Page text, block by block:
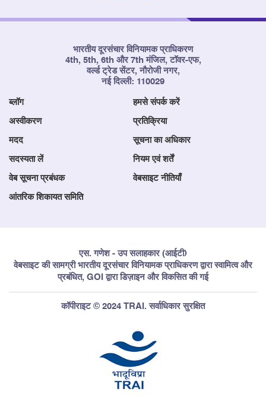
भारतीय दूरसंचार विनियामक प्राधिकरण
4th, 5th, 6th और 7th मंजिल, टॉवर-एफ,
वर्ल्ड ट्रेड सेंटर, नौरोजी नगर,
नई दिल्ली: 110029
ब्लॉग हमसे संपर्क करें
अस्वीकरण प्रतिक्रिया
मदद सूचना का अधिकार
सदस्यता लें नियम एवं शर्तें
वेब सूचना प्रबंधक वेबसाइट नीतियाँ
आंतरिक शिकायत समिति
एस. गणेश - उप सलाहकार (आईटी)
वेबसाइट की सामग्री भारतीय दूरसंचार विनियामक प्राधिकरण द्वारा स्वामित्व और
प्रबंधित, GOI द्वारा डिज़ाइन और विकसित की गई
कॉपीराइट © 2024 TRAI. सर्वाधिकार सुरक्षित